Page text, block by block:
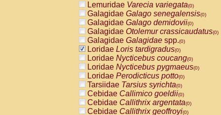
Lemuridae Varecia variegata(0)
Galagidae Galago senegalensis(0)
Galagidae Galago demidovii(0)
Galagidae Otolemur crassicaudatus(0)
Galagidae Galagidae spp.(0)
Loridae Loris tardigradus(0)
Loridae Nycticebus coucang(0)
Loridae Nycticebus pygmaeus(0)
Loridae Perodicticus potto(0)
Tarsiidae Tarsius syrichta(0)
Cebidae Callimico goeldii(0)
Cebidae Callithrix argentata(0)
Cebidae Callithrix geoffroyi(0)